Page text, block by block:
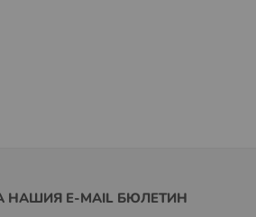
НАШИЯ E-MAIL БЮЛЕТИН